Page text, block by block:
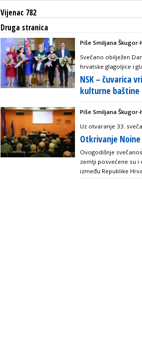
Vijenac 782
Druga stranica
Piše Smiljana Škugor-
Svečano obilježen
hrvatske glagoljice i
NSK – čuvarica
kulturne baštine
Piše Smiljana Škugor-
Uz otvaranje 33.
Otkrivanje
Ovogodišnje
zemlji posvećene su
između Republike